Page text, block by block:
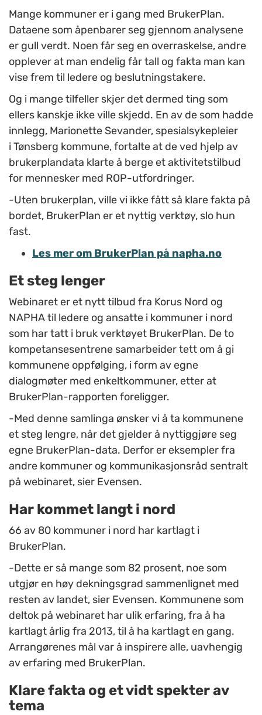
Mange kommuner er i gang med BrukerPlan.
Dataene som åpenbarer seg gjennom analysene
er gull verdt. Noen får seg en overraskelse, andre
opplever at man endelig får tall og fakta man kan
vise frem til ledere og beslutningstakere.
Og i mange tilfeller skjer det dermed ting som
ellers kanskje ikke ville skjedd. En av de som hadde
innlegg, Marionette Sevander, spesialsykepleier
i Tønsberg kommune, fortalte at de ved hjelp av
brukerplandata klarte å berge et aktivitetstilbud
for mennesker med ROP-utfordringer.
-Uten brukerplan, ville vi ikke fått så klare fakta på
bordet, BrukerPlan er et nyttig verktøy, slo hun
fast.
Les mer om BrukerPlan på napha.no
Et steg lenger
Webinaret er et nytt tilbud fra Korus Nord og
NAPHA til ledere og ansatte i kommuner i nord
som har tatt i bruk verktøyet BrukerPlan. De to
kompetansesentrene samarbeider tett om å gi
kommunene oppfølging, i form av egne
dialogmøter med enkeltkommuner, etter at
BrukerPlan-rapporten foreligger.
-Med denne samlinga ønsker vi å ta kommunene
et steg lengre, når det gjelder å nyttiggjøre seg
egne BrukerPlan-data. Derfor er eksempler fra
andre kommuner og kommunikasjonsråd sentralt
på webinaret, sier Evensen.
Har kommet langt i nord
66 av 80 kommuner i nord har kartlagt i
BrukerPlan.
-Dette er så mange som 82 prosent, noe som
utgjør en høy dekningsgrad sammenlignet med
resten av landet, sier Evensen. Kommunene som
deltok på webinaret har ulik erfaring, fra å ha
kartlagt årlig fra 2013, til å ha kartlagt en gang.
Arrangørenes mål var å inspirere alle, uavhengig
av erfaring med BrukerPlan.
Klare fakta og et vidt spekter av
tema